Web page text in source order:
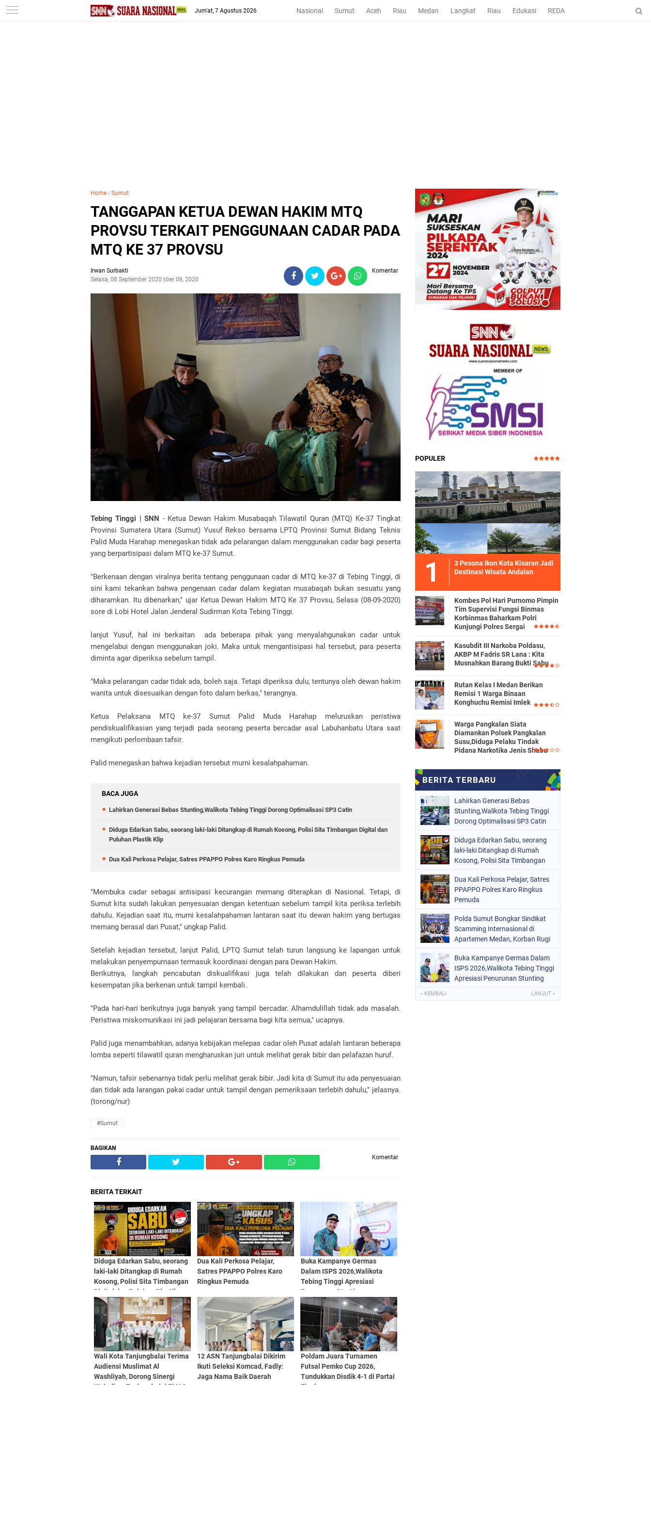
-->
Jum'at, 7 Agustus 2026 Nasional Sumut Aceh Riau Medan Langkat Riau Edukasi REDAKSI
Home › Sumut
TANGGAPAN KETUA DEWAN HAKIM MTQ
PROVSU TERKAIT PENGGUNAAN CADAR PADA
MTQ KE 37 PROVSU
Irwan Surbakti
Selasa, 08 September 2020September 08, 2020
Komentar
Tebing Tinggi | SNN - Ketua Dewan Hakim Musabaqah Tilawatil Quran (MTQ) Ke-37 Tingkat
Provinsi Sumatera Utara (Sumut) Yusuf Rekso bersama LPTQ Provinsi Sumut Bidang Teknis
Palid Muda Harahap menegaskan tidak ada pelarangan dalam menggunakan cadar bagi peserta
yang berpartisipasi dalam MTQ ke-37 Sumut.
"Berkenaan dengan viralnya berita tentang penggunaan cadar di MTQ ke-37 di Tebing Tinggi, di
sini kami tekankan bahwa pengenaan cadar dalam kegiatan musabaqah bukan sesuatu yang
diharamkan. Itu dibenarkan," ujar Ketua Dewan Hakim MTQ Ke 37 Provsu, Selasa (08-09-2020)
sore di Lobi Hotel Jalan Jenderal Sudirman Kota Tebing Tinggi.
lanjut Yusuf, hal ini berkaitan ada beberapa pihak yang menyalahgunakan cadar untuk
mengelabui dengan menggunakan joki. Maka untuk mengantisipasi hal tersebut, para peserta
diminta agar diperiksa sebelum tampil.
"Maka pelarangan cadar tidak ada, boleh saja. Tetapi diperiksa dulu, tentunya oleh dewan hakim
wanita untuk disesuaikan dengan foto dalam berkas," terangnya.
Ketua Pelaksana MTQ ke-37 Sumut Palid Muda Harahap meluruskan peristiwa
pendiskualifikasian yang terjadi pada seorang peserta bercadar asal Labuhanbatu Utara saat
mengikuti perlombaan tafsir.
Palid menegaskan bahwa kejadian tersebut murni kesalahpahaman.
BACA JUGA
Lahirkan Generasi Bebas Stunting,Walikota Tebing Tinggi Dorong Optimalisasi SP3 Catin
Diduga Edarkan Sabu, seorang laki-laki Ditangkap di Rumah Kosong, Polisi Sita Timbangan Digital dan
Puluhan Plastik Klip
Dua Kali Perkosa Pelajar, Satres PPAPPO Polres Karo Ringkus Pemuda
"Membuka cadar sebagai antisipasi kecurangan memang diterapkan di Nasional. Tetapi, di
Sumut kita sudah lakukan penyesuaian dengan ketentuan sebelum tampil kita periksa terlebih
dahulu. Kejadian saat itu, murni kesalahpahaman lantaran saat itu dewan hakim yang bertugas
memang berasal dari Pusat," ungkap Palid.
Setelah kejadian tersebut, lanjut Palid, LPTQ Sumut telah turun langsung ke lapangan untuk
melakukan penyempurnaan termasuk koordinasi dengan para Dewan Hakim.
Berikutnya, langkah pencabutan diskualifikasi juga telah dilakukan dan peserta diberi
kesempatan jika berkenan untuk tampil kembali.
"Pada hari-hari berikutnya juga banyak yang tampil bercadar. Alhamdulillah tidak ada masalah.
Peristiwa miskomunikasi ini jadi pelajaran bersama bagi kita semua," ucapnya.
Palid juga menambahkan, adanya kebijakan melepas cadar oleh Pusat adalah lantaran beberapa
lomba seperti tilawatil quran mengharuskan juri untuk melihat gerak bibir dan pelafazan huruf.
"Namun, tafsir sebenarnya tidak perlu melihat gerak bibir. Jadi kita di Sumut itu ada penyesuaian
dan tidak ada larangan pakai cadar untuk tampil dengan pemeriksaan terlebih dahulu," jelasnya.
(torong/nur)
#Sumut
BAGIKAN
Komentar
BERITA TERKAIT
Diduga Edarkan Sabu, seorang
laki-laki Ditangkap di Rumah
Kosong, Polisi Sita Timbangan
Digital dan Puluhan Plastik
Klip
Dua Kali Perkosa Pelajar,
Satres PPAPPO Polres Karo
Ringkus Pemuda
Buka Kampanye Germas
Dalam ISPS 2026,Walikota
Tebing Tinggi Apresiasi
Penurunan Stunting
Wali Kota Tanjungbalai Terima
Audiensi Muslimat Al
Washliyah, Dorong Sinergi
Wujudkan Tanjungbalai EMAS
12 ASN Tanjungbalai Dikirim
Ikuti Seleksi Komcad, Fadly:
Jaga Nama Baik Daerah
Poldam Juara Turnamen
Futsal Pemko Cup 2026,
Tundukkan Disdik 4-1 di Partai
Final
POPULER
3 Pesona Ikon Kota Kisaran Jadi
Destinasi Wisata Andalan
Kombes Pol Hari Purnomo Pimpin
Tim Supervisi Fungsi Binmas
Korbinmas Baharkam Polri
Kunjungi Polres Sergai
Kasubdit III Narkoba Poldasu,
AKBP M Fadris SR Lana : Kita
Musnahkan Barang Bukti Sabu
Rutan Kelas I Medan Berikan
Remisi 1 Warga Binaan
Konghuchu Remisi Imlek
Warga Pangkalan Siata
Diamankan Polsek Pangkalan
Susu,Diduga Pelaku Tindak
Pidana Narkotika Jenis Shabu
Lahirkan Generasi Bebas
Stunting,Walikota Tebing Tinggi
Dorong Optimalisasi SP3 Catin
Diduga Edarkan Sabu, seorang
laki-laki Ditangkap di Rumah
Kosong, Polisi Sita Timbangan
Dua Kali Perkosa Pelajar, Satres
PPAPPO Polres Karo Ringkus
Pemuda
Polda Sumut Bongkar Sindikat
Scamming Internasional di
Apartemen Medan, Korban Rugi
Buka Kampanye Germas Dalam
ISPS 2026,Walikota Tebing Tinggi
Apresiasi Penurunan Stunting
« KEMBALI LANJUT »